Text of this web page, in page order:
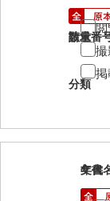
大中
大中
大野
大本
岡家
請求番
分類
数量
閲
撮
掲
4
文書
年代